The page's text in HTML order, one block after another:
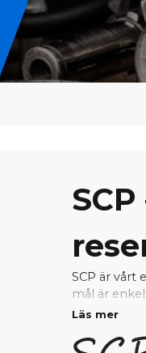
SCP är vårt
mål är
uppfyller
Läs mer